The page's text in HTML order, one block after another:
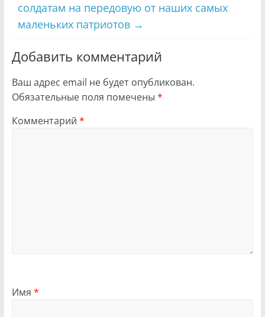
солдатам на передовую от наших самых
маленьких патриотов →
Добавить комментарий
Ваш адрес email не будет опубликован.
Обязательные поля помечены *
Комментарий *
Имя *